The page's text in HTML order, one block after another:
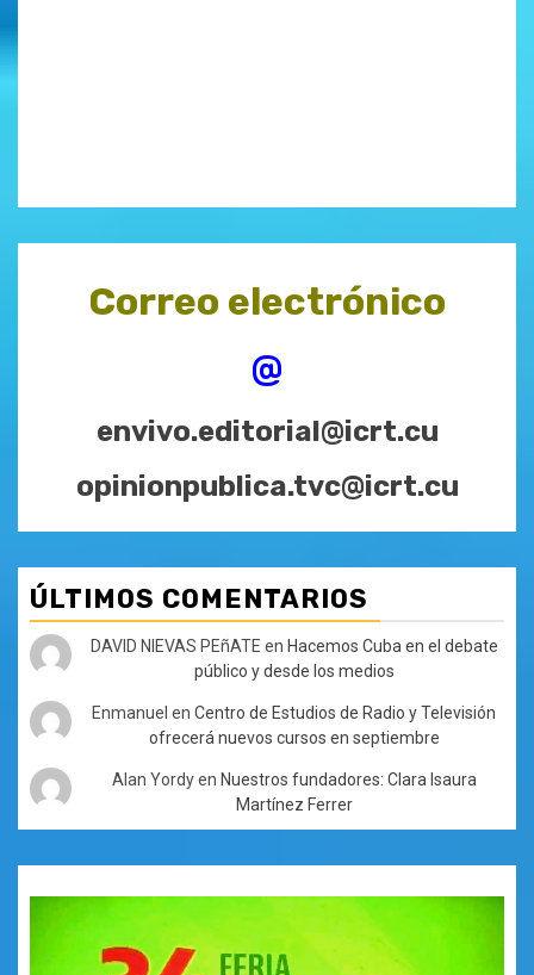
Correo electrónico
@
envivo.editorial@icrt.cu
opinionpublica.tvc@icrt.cu
ÚLTIMOS COMENTARIOS
DAVID NIEVAS PEñATE en Hacemos Cuba en el debate
público y desde los medios
Enmanuel enCentro de Estudios de Radio y Televisión
ofrecerá nuevos cursos en septiembre
Alan Yordyen Nuestros fundadores: Clara Isaura
Martínez Ferrer